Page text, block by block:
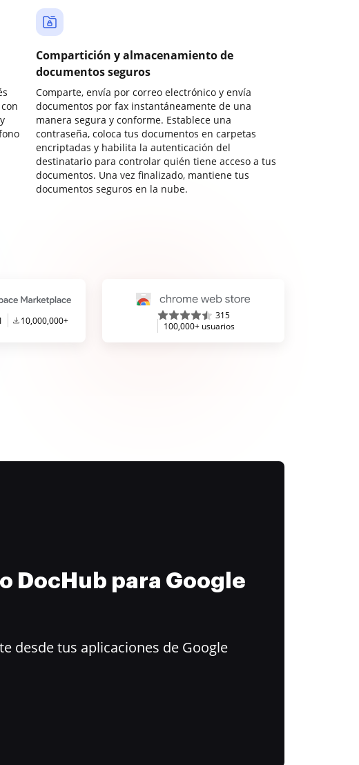
Compartición y almacenamiento de
documentos seguros
Comparte, envía por correo electrónico y envía
documentos por fax instantáneamente de una
manera segura y conforme. Establece una
contraseña, coloca tus documentos en carpetas
encriptadas y habilita la autenticación del
destinatario para controlar quién tiene acceso a tus
documentos. Una vez finalizado, mantiene tus
documentos seguros en la nube.
10,000,000+
315
100,000+ usuarios
DocHub para Google
desde tus aplicaciones de Google